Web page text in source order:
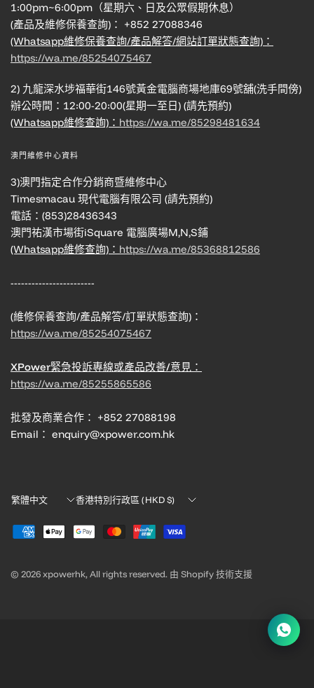
1:00pm~6:00pm（星期六、日及公眾假期休息）
(產品及維修保養查詢)： +852 27088346
(Whatsapp維修保養查詢/產品解答/網站訂單狀態查詢)：
https://wa.me/85254075467
2) 九龍深水埗福華街146號黃金電腦商場地庫69號舖(洗手間傍)
辦公時間：12:00-20:00(星期一至日) (請先預約)
(Whatsapp維修查詢)： https://wa.me/85298481634
澳門維修中心資料
3)澳門指定合作分銷商暨維修中心
Timesmacau 現代電腦有限公司 (請先預約)
電話：(853)28436343
澳門祐漢市場街iSquare 電腦廣場M,N,S鋪
(Whatsapp維修查詢)： https://wa.me/85368812586
------------------------
(維修保養查詢/產品解答/訂單狀態查詢)：
https://wa.me/85254075467
XPower緊急投訴專線或產品改善/意見：
https://wa.me/85255865586
批發及商業合作： +852 27088198
Email： enquiry@xpower.com.hk
Translation
zh-
TW.localization.update_country
Translation
zh-
TW.localization.update_country
© 2026 xpowerhk, All rights reserved. 由 Shopify 技術支援